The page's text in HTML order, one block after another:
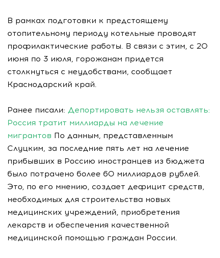
В рамках подготовки к предстоящему
отопительному периоду котельные проводят
профилактические работы. В связи с этим, с 20
июня по 3 июля, горожанам придется
столкнуться с неудобствами, сообщает
Краснодарский край.
Ранее писали: Депортировать нельзя оставлять:
Россия тратит миллиарды на лечение
мигрантов По данным, представленным
Слуцким, за последние пять лет на лечение
прибывших в Россию иностранцев из бюджета
было потрачено более 60 миллиардов рублей.
Это, по его мнению, создает дефицит средств,
необходимых для строительства новых
медицинских учреждений, приобретения
лекарств и обеспечения качественной
медицинской помощью граждан России.